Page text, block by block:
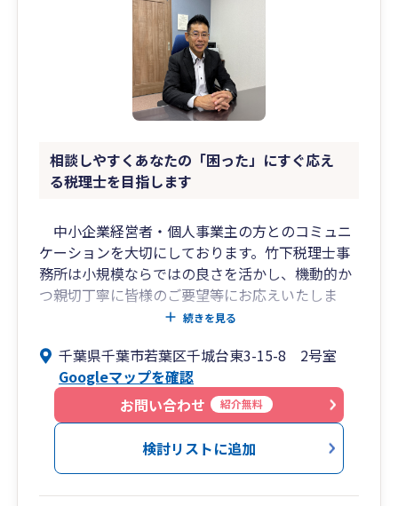
相談しやすくあなたの「困った」にすぐ応え
る税理士を目指します
中小企業経営者・個人事業主の方とのコミュニ
ケーションを大切にしております。竹下税理士事
務所は小規模ならではの良さを活かし、機動的か
つ親切丁寧に皆様のご要望等にお応えいたしま
す。また、元国税調査官の経験を活かし、万が一
ご心配ご不安を素早く解決いたします。
続きを見る
千葉県千葉市若葉区千城台東3-15-8 2号室
Googleマップを確認
お問い合わせ
紹介無料
検討リストに追加